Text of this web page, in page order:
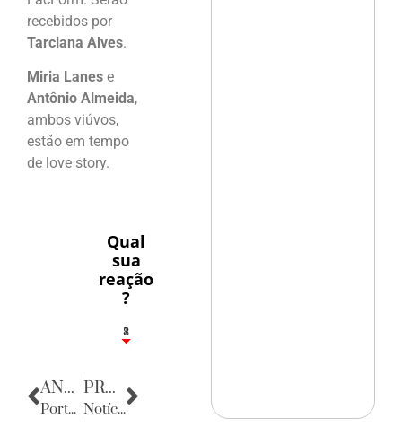
recebidos por
Tarciana Alves.
Miria Lanes e
Antônio Almeida,
ambos viúvos,
estão em tempo
de love story.
Qual
sua
reação
?
1
2
8
ANTERIOR
Porta Retratos
PRÓXIMA
Notícias da Caserna